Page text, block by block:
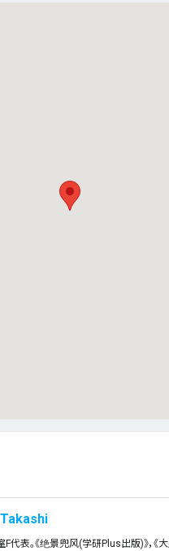
代表。《绝景兜风(学研Plus出版)》，《